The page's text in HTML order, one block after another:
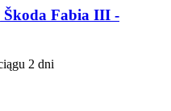
Škoda Fabia III -
2 dni